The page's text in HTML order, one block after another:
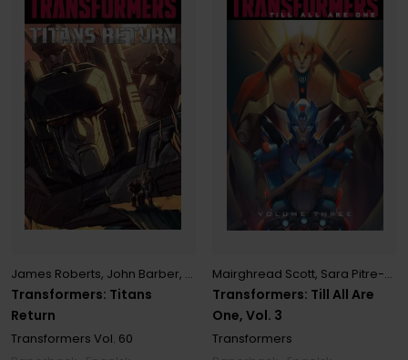
Transformers: Titans
Return
James Roberts, John Barber, Livio Ramondelli, Mairghread Scott,
Transformers Vol. 60
Transformers: Till All Are
One, Vol. 3
Mairghread Scott, Sara Pitre-Durocher
Transformers